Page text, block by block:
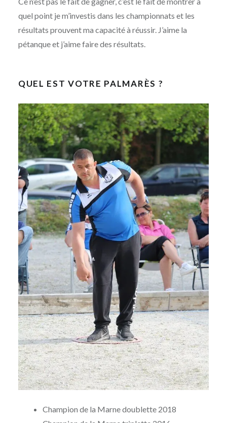
quel point je m’investis dans les championnats et les
résultats prouvent ma capacité à réussir. J’aime la
pétanque et j’aime faire des résultats.
QUEL EST VOTRE PALMARÈS ?
Champion de la Marne doublette 2018